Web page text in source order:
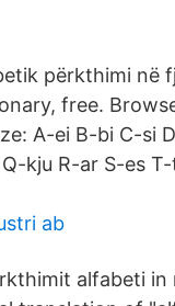
përkthimi në
free.
A-ei B-bi C-si
kju R-ar S-es
ab
alfabeti